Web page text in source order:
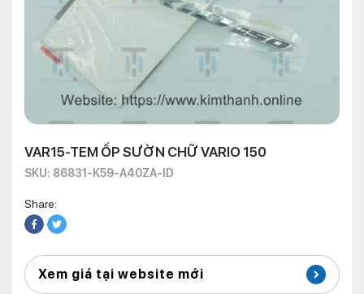
VAR15-TEM ỐP SƯỜN CHỮ VARIO 150
SKU: 86831-K59-A40ZA-ID
Share:
Xem giá tại website mới